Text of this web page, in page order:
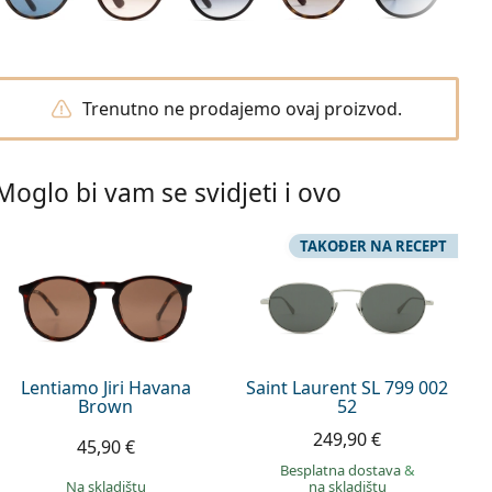
Trenutno ne prodajemo ovaj proizvod.
bi vam se svidjeti i ovo
Lentiamo Jiri Havana
Brown
45,90 €
na skladištu
Saint Laurent SL 799 002
52
TAKOĐER NA RECEPT
249,90 €
Besplatna dostava&
na skladištu